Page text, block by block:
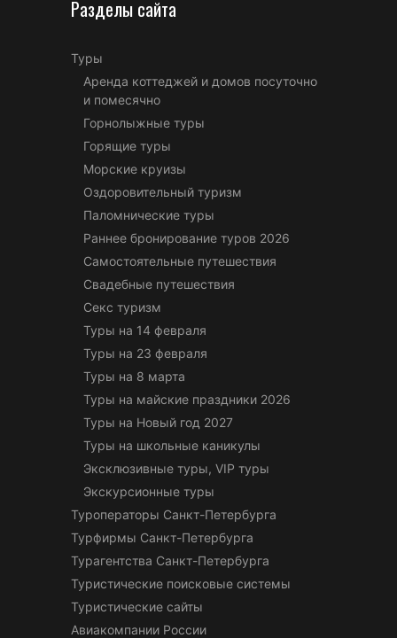
Разделы сайта
Туры
Аренда коттеджей и домов посуточно
и помесячно
Горнолыжные туры
Горящие туры
Морские круизы
Оздоровительный туризм
Паломнические туры
Раннее бронирование туров 2026
Самостоятельные путешествия
Свадебные путешествия
Секс туризм
Туры на 14 февраля
Туры на 23 февраля
Туры на 8 марта
Туры на майские праздники 2026
Туры на Новый год 2027
Туры на школьные каникулы
Эксклюзивные туры, VIP туры
Экскурсионные туры
Туроператоры Санкт-Петербурга
Турфирмы Санкт-Петербурга
Турагентства Санкт-Петербурга
Туристические поисковые системы
Туристические сайты
Авиакомпании России